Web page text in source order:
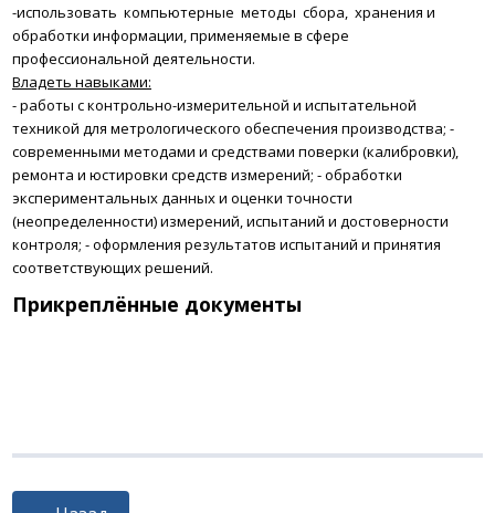
-использовать компьютерные методы сбора, хранения и
обработки информации, применяемые в сфере
профессиональной деятельности.
Владеть навыками:
- работы с контрольно-измерительной и испытательной
техникой для метрологического обеспечения производства; -
современными методами и средствами поверки (калибровки),
ремонта и юстировки средств измерений; - обработки
экспериментальных данных и оценки точности
(неопределенности) измерений, испытаний и достоверности
контроля; - оформления результатов испытаний и принятия
соответствующих решений.
Прикреплённые документы